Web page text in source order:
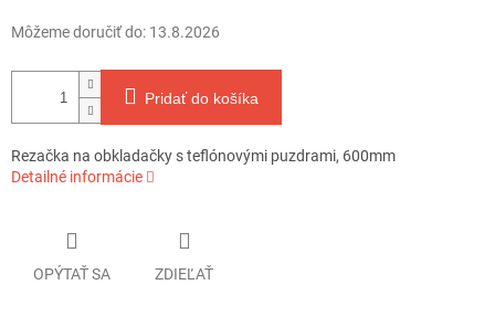
Môžeme doručiť do: 13.8.2026
Pridať do košíka
Rezačka na obkladačky s teflónovými puzdrami, 600mm
Detailné informácie
OPÝTAŤ SA ZDIEĽAŤ